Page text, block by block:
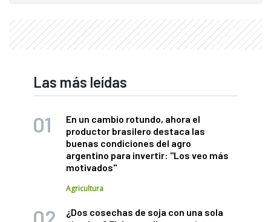
Las más leídas
En un cambio rotundo, ahora el
productor brasilero destaca las
buenas condiciones del agro
argentino para invertir: "Los veo más
motivados"
Agricultura
¿Dos cosechas de soja con una sola